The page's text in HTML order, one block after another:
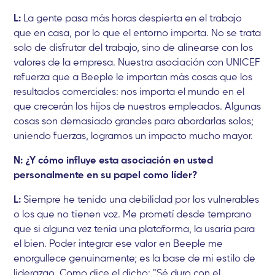
L: La gente pasa más horas despierta en el trabajo
que en casa, por lo que el entorno importa. No se trata
solo de disfrutar del trabajo, sino de alinearse con los
valores de la empresa. Nuestra asociación con UNICEF
refuerza que a Beeple le importan más cosas que los
resultados comerciales: nos importa el mundo en el
que crecerán los hijos de nuestros empleados. Algunas
cosas son demasiado grandes para abordarlas solos;
uniendo fuerzas, logramos un impacto mucho mayor.
N: ¿Y cómo influye esta asociación en usted
personalmente en su papel como líder?
L: Siempre he tenido una debilidad por los vulnerables
o los que no tienen voz. Me prometí desde temprano
que si alguna vez tenía una plataforma, la usaría para
el bien. Poder integrar ese valor en Beeple me
enorgullece genuinamente; es la base de mi estilo de
liderazgo. Como dice el dicho: "Sé duro con el